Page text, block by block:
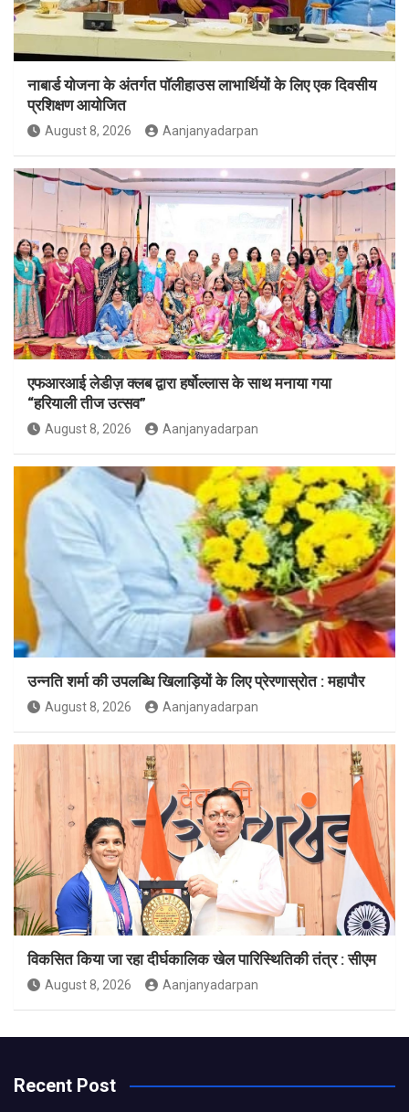
नाबार्ड योजना के अंतर्गत पॉलीहाउस लाभार्थियों के लिए एक दिवसीय
प्रशिक्षण आयोजित
August 8, 2026 Aanjanyadarpan
एफआरआई लेडीज़ क्लब द्वारा हर्षोल्लास के साथ मनाया गया
“हरियाली तीज उत्सव”
August 8, 2026 Aanjanyadarpan
उन्नति शर्मा की उपलब्धि खिलाड़ियों के लिए प्रेरणास्रोत : महापौर
August 8, 2026 Aanjanyadarpan
विकसित किया जा रहा दीर्घकालिक खेल पारिस्थितिकी तंत्र : सीएम
August 8, 2026 Aanjanyadarpan
Recent Post